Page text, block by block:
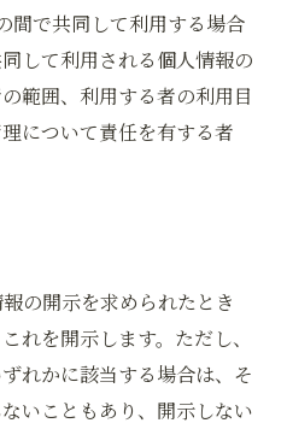
間で共同して利用する場合
して利用される個人情報の
範囲、利用する者の利用目
について責任を有する者
の開示を求められたとき
れを開示します。ただし、
れかに該当する場合は、そ
いこともあり、開示しない